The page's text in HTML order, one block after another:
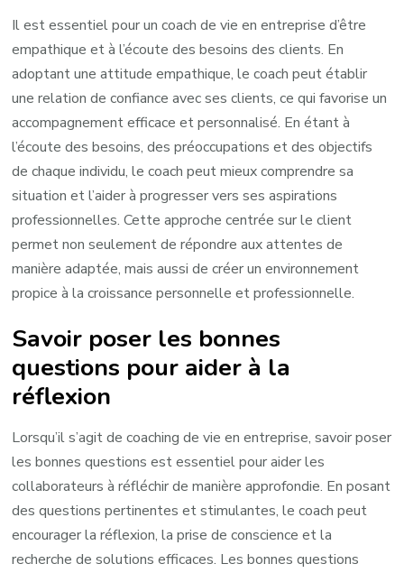
Il est essentiel pour un coach de vie en entreprise d’être
empathique et à l’écoute des besoins des clients. En
adoptant une attitude empathique, le coach peut établir
une relation de confiance avec ses clients, ce qui favorise un
accompagnement efficace et personnalisé. En étant à
l’écoute des besoins, des préoccupations et des objectifs
de chaque individu, le coach peut mieux comprendre sa
situation et l’aider à progresser vers ses aspirations
professionnelles. Cette approche centrée sur le client
permet non seulement de répondre aux attentes de
manière adaptée, mais aussi de créer un environnement
propice à la croissance personnelle et professionnelle.
Savoir poser les bonnes
questions pour aider à la
réflexion
Lorsqu’il s’agit de coaching de vie en entreprise, savoir poser
les bonnes questions est essentiel pour aider les
collaborateurs à réfléchir de manière approfondie. En posant
des questions pertinentes et stimulantes, le coach peut
encourager la réflexion, la prise de conscience et la
recherche de solutions efficaces. Les bonnes questions